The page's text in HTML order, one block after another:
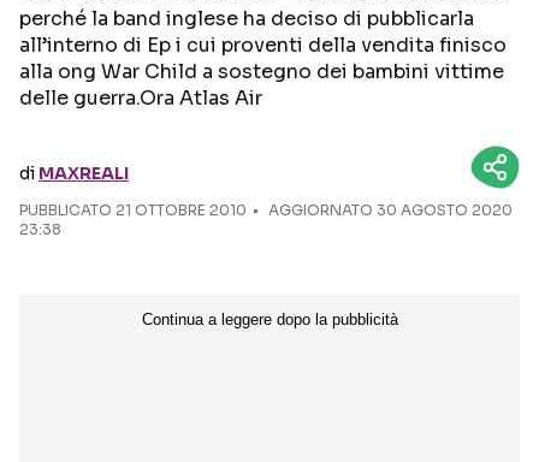
Seguici sui social
perché la band inglese ha deciso di pubblicarla
all’interno di Ep i cui proventi della vendita finisco
alla ong War Child a sostegno dei bambini vittime
delle guerra.Ora Atlas Air
di MAXREALI
PUBBLICATO 21 OTTOBRE 2010
AGGIORNATO 30 AGOSTO 2020
23:38